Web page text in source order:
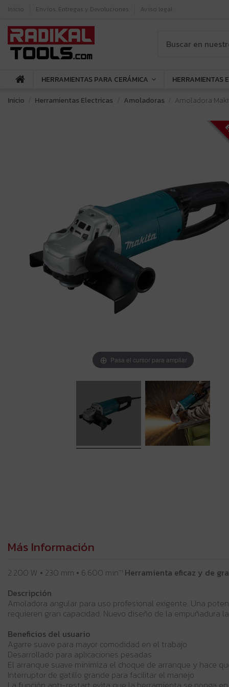
Inicio Envíos, Entregas y Devoluciones Aviso legal
HERRAMIENTAS PARA CERÁMICA HERRAMIENTAS
Inicio
Herramientas Electricas Amoladoras Amoladora
Pasa el cursor para ampliar
Más Información
2.200 W • 230 mm • 6.600 min⁻¹ Herramienta eficaz y de
Descripción
Amoladora angular para uso profesional exigente. Una
requieren gran capacidad. Nuevo diseño de la empuñadura
Beneficios del usuario
Agarre suave para mayor comodidad en el trabajo
Desarrollado para aplicaciones pesadas
El arranque suave minimiza el choque de arranque y hace
Interruptor de gatillo grande para facilitar el manejo